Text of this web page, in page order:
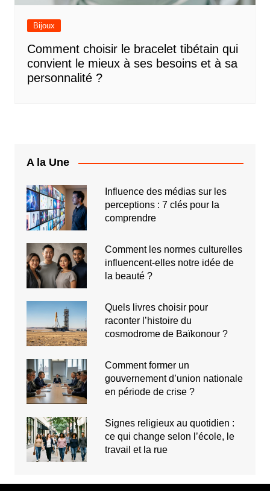
Bijoux
Comment choisir le bracelet tibétain qui
convient le mieux à ses besoins et à sa
personnalité ?
A la Une
Influence des médias sur les
perceptions : 7 clés pour la
comprendre
Comment les normes culturelles
influencent-elles notre idée de
la beauté ?
Quels livres choisir pour
raconter l’histoire du
cosmodrome de Baïkonour ?
Comment former un
gouvernement d’union nationale
en période de crise ?
Signes religieux au quotidien :
ce qui change selon l’école, le
travail et la rue